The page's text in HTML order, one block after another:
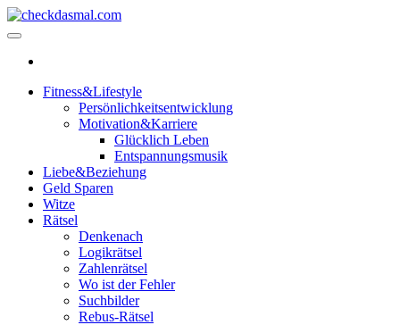
Zum
Inhalt
Fitness&Lifestyle
Persönlichkeitsentwicklung
Motivation&Karriere
Glücklich Leben
Entspannungsmusik
Liebe&Beziehung
Geld Sparen
Witze
Rätsel
Denkenach
Logikrätsel
Zahlenrätsel
Wo ist der Fehler
Suchbilder
Rebus-Rätsel